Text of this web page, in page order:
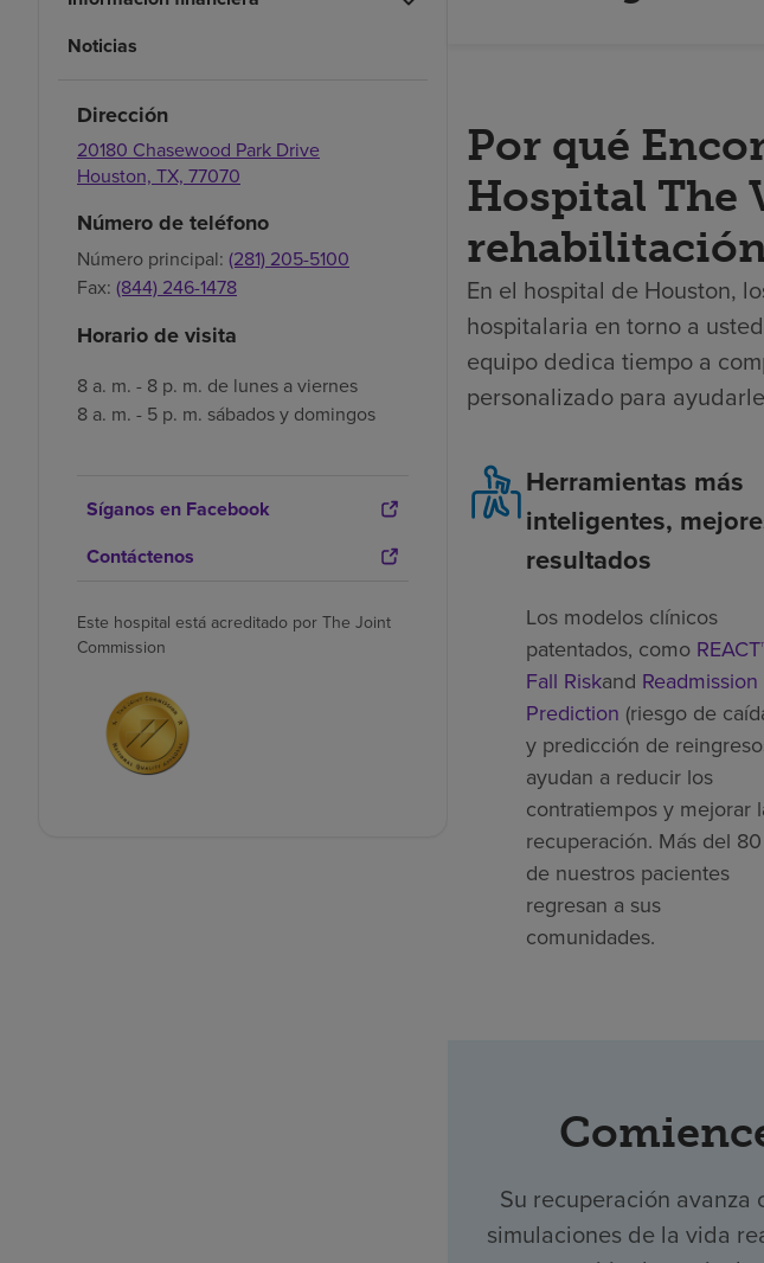
Noticias
Dirección
20180 Chasewood Park Drive
Houston, TX, 77070
Número de teléfono
Número principal: (281) 205-5100
Fax: (844) 246-1478
Horario de visita
8 a. m. - 8 p. m. de lunes a viernes
8 a. m. - 5 p. m. sábados y domingos
Síganos en Facebook
Contáctenos
Este hospital está acreditado por The Joint
Commission
Por qué
Hospital The
En el hospital de Houston,
hospitalaria en torno a
equipo dedica tiempo a
personalizado para
Herramientas más
inteligentes,
resultados
Los modelos clínicos
patentados, como
Fall Riskand Readmission
Prediction (riesgo de
y predicción de
ayudan a reducir los
contratiempos y mejorar
recuperación. Más del
de nuestros pacientes
regresan a sus
comunidades.
Su recuperación avanza
simulaciones de la vida